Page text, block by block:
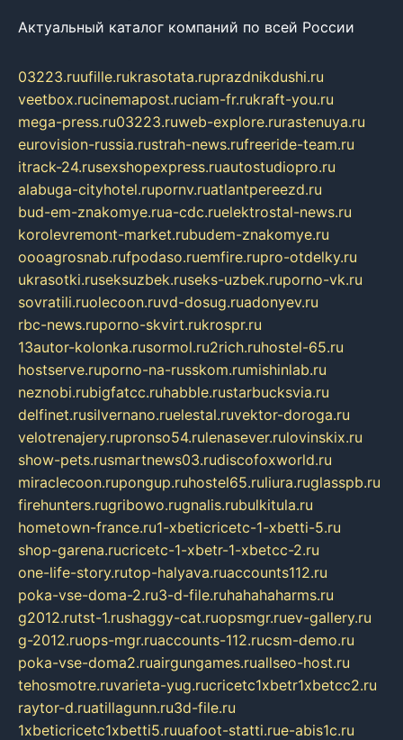
Актуальный каталог компаний по всей России
03223.ruufille.rukrasotata.ruprazdnikdushi.ru
veetbox.rucinemapost.ruciam-fr.rukraft-you.ru
mega-press.ru03223.ruweb-explore.rurastenuya.ru
eurovision-russia.rustrah-news.rufreeride-team.ru
itrack-24.rusexshopexpress.ruautostudiopro.ru
alabuga-cityhotel.rupornv.ruatlantpereezd.ru
bud-em-znakomye.rua-cdc.ruelektrostal-news.ru
korolevremont-market.rubudem-znakomye.ru
oooagrosnab.rufpodaso.ruemfire.rupro-otdelky.ru
ukrasotki.ruseksuzbek.ruseks-uzbek.ruporno-vk.ru
sovratili.ruolecoon.ruvd-dosug.ruadonyev.ru
rbc-news.ruporno-skvirt.rukrospr.ru
13autor-kolonka.rusormol.ru2rich.ruhostel-65.ru
hostserve.ruporno-na-russkom.rumishinlab.ru
neznobi.rubigfatcc.ruhabble.rustarbucksvia.ru
delfinet.rusilvernano.ruelestal.ruvektor-doroga.ru
velotrenajery.rupronso54.rulenasever.rulovinskix.ru
show-pets.rusmartnews03.rudiscofoxworld.ru
miraclecoon.rupongup.ruhostel65.ruliura.ruglasspb.ru
firehunters.rugribowo.rugnalis.rubulkitula.ru
hometown-france.ru1-xbeticricetc-1-xbetti-5.ru
shop-garena.rucricetc-1-xbetr-1-xbetcc-2.ru
one-life-story.rutop-halyava.ruaccounts112.ru
poka-vse-doma-2.ru3-d-file.ruhahahaharms.ru
g2012.rutst-1.rushaggy-cat.ruopsmgr.ruev-gallery.ru
g-2012.ruops-mgr.ruaccounts-112.rucsm-demo.ru
poka-vse-doma2.ruairgungames.ruallseo-host.ru
tehosmotre.ruvarieta-yug.rucricetc1xbetr1xbetcc2.ru
raytor-d.ruatillagunn.ru3d-file.ru
1xbeticricetc1xbetti5.ruuafoot-statti.rue-abis1c.ru